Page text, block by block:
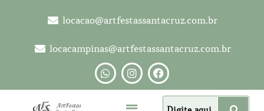
locacao@artfestassantacruz.com.br
locacampinas@artfestassantacruz.com.br